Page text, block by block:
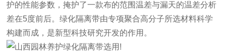
护的性能参数，掩护了一款布的范围温差与漏天的温差分析
差在5度前后。绿化隔离带由专项聚合高分子所选材料科学
构建而成，是新型科技研究开发的作用。